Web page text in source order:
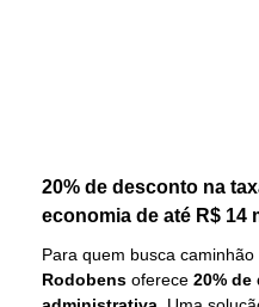
20% de desconto na
economia de até R$ 14
Para quem busca caminhão
Rodobens oferece 20%